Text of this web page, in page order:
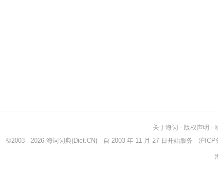
关于海词 - 版权声明 -
©2003 - 2026 海词词典(Dict.CN) - 自 2003 年 11 月 27 日开始服务 沪ICP